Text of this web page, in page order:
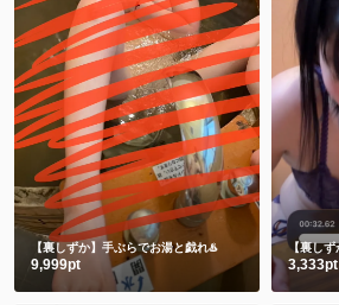
【裏しずか】手ぶらでお湯と戯れ♨️
9,999pt 3,333pt